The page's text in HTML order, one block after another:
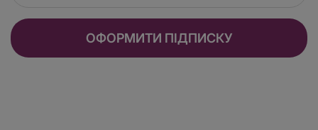
від задоволення і повернутися назад!
Які відчуття відчуваєш при
ОФОРМИТИ ПІДПИСКУ